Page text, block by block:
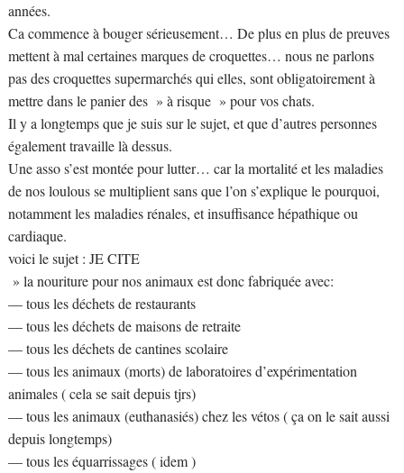
années.
Ca commence à bouger sérieusement… De plus en plus de preuves
mettent à mal certaines marques de croquettes… nous ne parlons
pas des croquettes supermarchés qui elles, sont obligatoirement à
mettre dans le panier des » à risque » pour vos chats.
Il y a longtemps que je suis sur le sujet, et que d’autres personnes
également travaille là dessus.
Une asso s’est montée pour lutter… car la mortalité et les maladies
de nos loulous se multiplient sans que l’on s’explique le pourquoi,
notamment les maladies rénales, et insuffisance hépathique ou
cardiaque.
voici le sujet : JE CITE
» la nouriture pour nos animaux est donc fabriquée avec:
— tous les déchets de restaurants
— tous les déchets de maisons de retraite
— tous les déchets de cantines scolaire
— tous les animaux (morts) de laboratoires d’expérimentation
animales ( cela se sait depuis tjrs)
— tous les animaux (euthanasiés) chez les vétos ( ça on le sait aussi
depuis longtemps)
— tous les équarrissages ( idem )